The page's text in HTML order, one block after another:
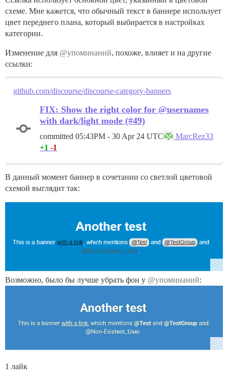
схеме. Мне кажется, что обычный текст в баннере использует
цвет переднего плана, который выбирается в настройках
категории.
Изменение для @упоминаний, похоже, влияет и на другие
ссылки:
github.com/discourse/discourse-category-banners
FIX: Show the right color for @usernames
with dark/light mode (#49)
committed 05:43PM - 30 Apr 24 UTC
MarcRez33
+1 -1
В данный момент баннер в сочетании со светлой цветовой
схемой выглядит так:
Возможно, было бы лучше убрать фон у @упоминаний:
1 лайк